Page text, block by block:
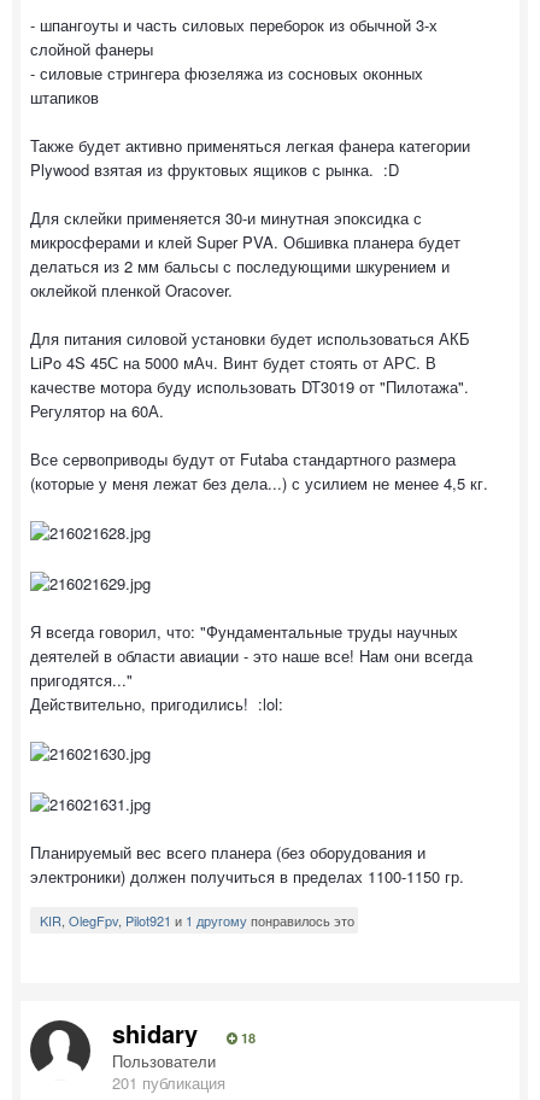
- шпангоуты и часть силовых переборок из обычной 3-х
слойной фанеры
- силовые стрингера фюзеляжа из сосновых оконных
штапиков
Также будет активно применяться легкая фанера категории
Plywood взятая из фруктовых ящиков с рынка. :D
Для склейки применяется 30-и минутная эпоксидка с
микросферами и клей Super PVA. Обшивка планера будет
делаться из 2 мм бальсы с последующими шкурением и
оклейкой пленкой Oracover.
Для питания силовой установки будет использоваться АКБ
LiPo 4S 45С на 5000 мАч. Винт будет стоять от АРС. В
качестве мотора буду использовать DT3019 от "Пилотажа".
Регулятор на 60А.
Все сервоприводы будут от Futaba стандартного размера
(которые у меня лежат без дела...) с усилием не менее 4,5 кг.
Я всегда говорил, что: "Фундаментальные труды научных
деятелей в области авиации - это наше все! Нам они всегда
пригодятся..."
Действительно, пригодились! :lol:
Планируемый вес всего планера (без оборудования и
электроники) должен получиться в пределах 1100-1150 гр.
KIR OlegFpv, Pilot921 и 1 другомупонравилось это
shidary 18
Пользователи
201 публикация